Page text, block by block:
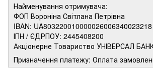
Найменування отримувача:
ФОП Вороніна Світлана Петрівна
IBAN: UA803220010000026006340023218
ІПН / ЄДРПОУ: 2445408200
Акціонерне Товариство УНІВЕРСАЛ
Призначення платежу: Оплата